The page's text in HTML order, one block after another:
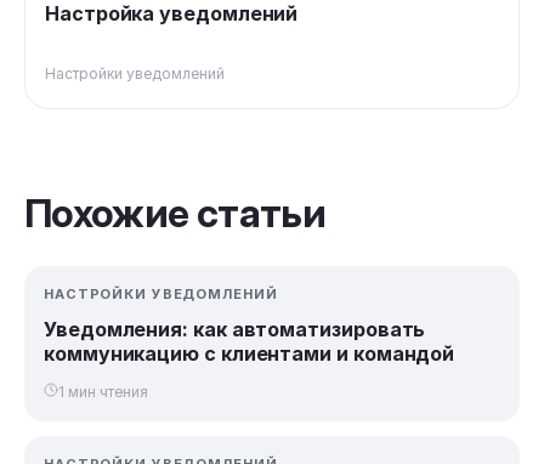
Настройка уведомлений
Настройки уведомлений
Похожие статьи
НАСТРОЙКИ УВЕДОМЛЕНИЙ
Уведомления: как автоматизировать
коммуникацию с клиентами и командой
1 мин чтения